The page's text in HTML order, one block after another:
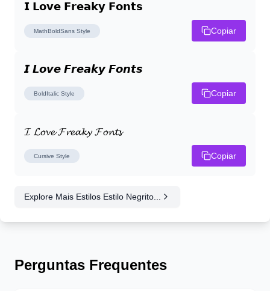
𝗜 𝗟𝗼𝘃𝗲 𝗙𝗿𝗲𝗮𝗸𝘆 𝗙𝗼𝗻𝘁𝘀
MathBoldSans Style Copiar
𝙄 𝙇𝙤𝙫𝙚 𝙁𝙧𝙚𝙖𝙠𝙮 𝙁𝙤𝙣𝙩𝙨
BoldItalic Style Copiar
𝓘 𝓛𝓸𝓿𝓮 𝓕𝓻𝓮𝓪𝓴𝔂 𝓕𝓸𝓷𝓽𝓼
Cursive Style Copiar
Explore Mais Estilos Estilo Negrito...
Perguntas Frequentes